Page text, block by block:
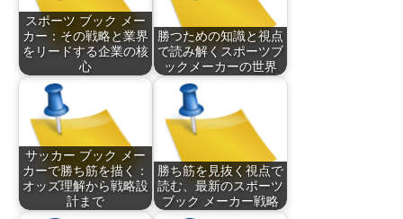
スポーツ ブック メー
カー：その戦略と業界
をリードする企業の核
心
勝つための知識と視点
で読み解くスポーツブ
ックメーカーの世界
サッカー ブック メー
カーで勝ち筋を描く：
オッズ理解から戦略設
計まで
勝ち筋を見抜く視点で
読む、最新のスポーツ
ブック メーカー戦略